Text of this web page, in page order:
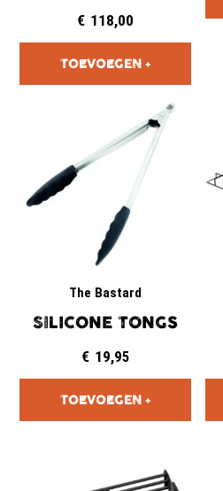
€ 118,00
The Bastard
SILICONE TONGS
€ 19,95